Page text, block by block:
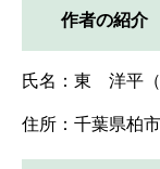
作者の紹介
氏名：東 洋平
住所：千葉県柏市